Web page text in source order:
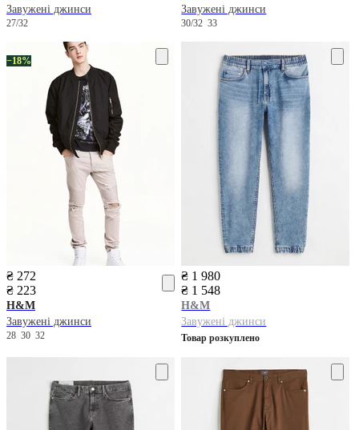
Завужені джинси
27/32
Завужені джинси
30/3233
−18%
₴ 272
₴ 223
H&M
Завужені джинси
28 30 32
₴ 1 980
₴ 1 548
H&M
Завужені джинси
Товар розкуплено